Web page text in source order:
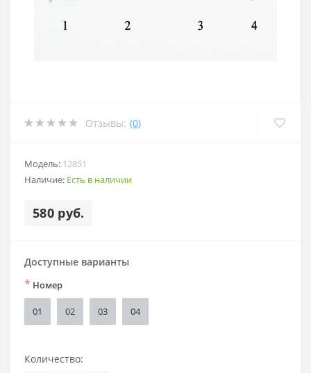
Отзывы: (0)
Модель: 12851
Наличие: Есть в наличии
580 руб.
Доступные варианты
* Номер
01 02 03 04
Количество: